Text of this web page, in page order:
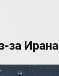
за Ирана